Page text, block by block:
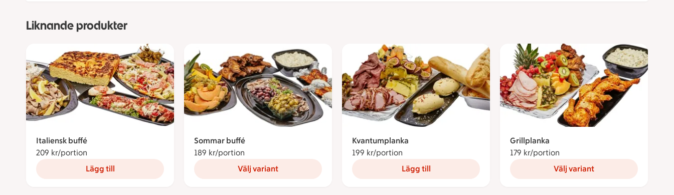
Liknande produkter
Italiensk buffé
209 kr/portion
Lägg till
Sommar buffé
189 kr/portion
Välj variant
Kvantumplanka
199 kr/portion
Lägg till
Grillplanka
179 kr/portion
Välj variant